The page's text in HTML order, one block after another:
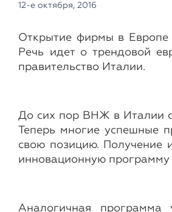
12-е октября, 2016
Открытие фирмы в Европе
Речь идет о трендовой
правительство Италии.
До сих пор ВНЖ в Италии
Теперь многие успешные
свою позицию. Получение
инновационную программу
Аналогичная программа